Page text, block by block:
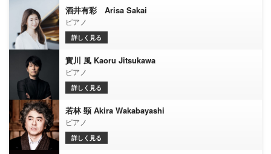
酒井有彩 Arisa Sakai
ピアノ
詳しく見る
實川 風 Kaoru Jitsukawa
ピアノ
詳しく見る
若林 顕 Akira Wakabayashi
ピアノ
詳しく見る